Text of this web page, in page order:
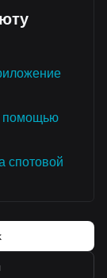
помощью
спотовой